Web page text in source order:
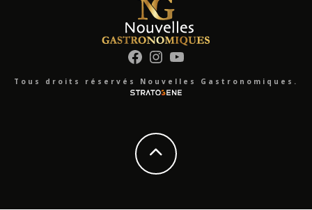
Facebook
Instagram
YouTube
Tous droits réservés Nouvelles Gastronomiques.